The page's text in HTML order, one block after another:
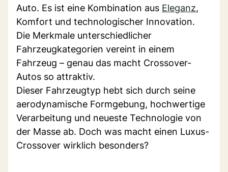
Auto. Es ist eine Kombination aus Eleganz,
Komfort und technologischer Innovation.
Die Merkmale unterschiedlicher
Fahrzeugkategorien vereint in einem
Fahrzeug – genau das macht Crossover-
Autos so attraktiv.
Dieser Fahrzeugtyp hebt sich durch seine
aerodynamische Formgebung, hochwertige
Verarbeitung und neueste Technologie von
der Masse ab. Doch was macht einen Luxus-
Crossover wirklich besonders?